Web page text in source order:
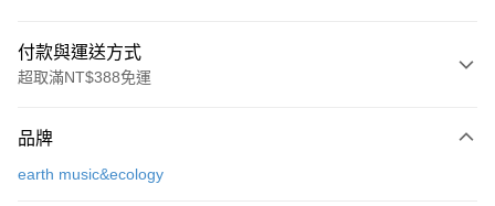
付款與運送方式
超取滿NT$388免運
信用卡一次付款
品牌
earth music&ecology